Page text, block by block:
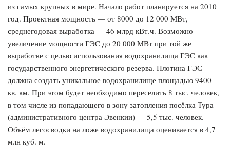
из самых крупных в мире. Начало работ планируется на 2010
год. Проектная мощность — от 8000 до 12 000 МВт,
среднегодовая выработка — 46 млрд кВт.ч. Возможно
увеличение мощности ГЭС до 20 000 МВт при той же
выработке с целью использования водохранилища ГЭС как
государственного энергетического резерва. Плотина ГЭС
должна создать уникальное водохранилище площадью 9400
кв. км. При этом будет необходимо переселить 8 тыс. человек,
в том числе из попадающего в зону затопления посёлка Тура
(административного центра Эвенкии) — 5,5 тыс. человек.
Объём лесосводки на ложе водохранилища оценивается в 4,7
млн куб. м.